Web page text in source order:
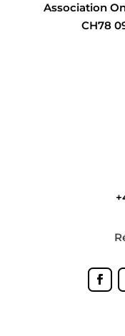
Association
CH78